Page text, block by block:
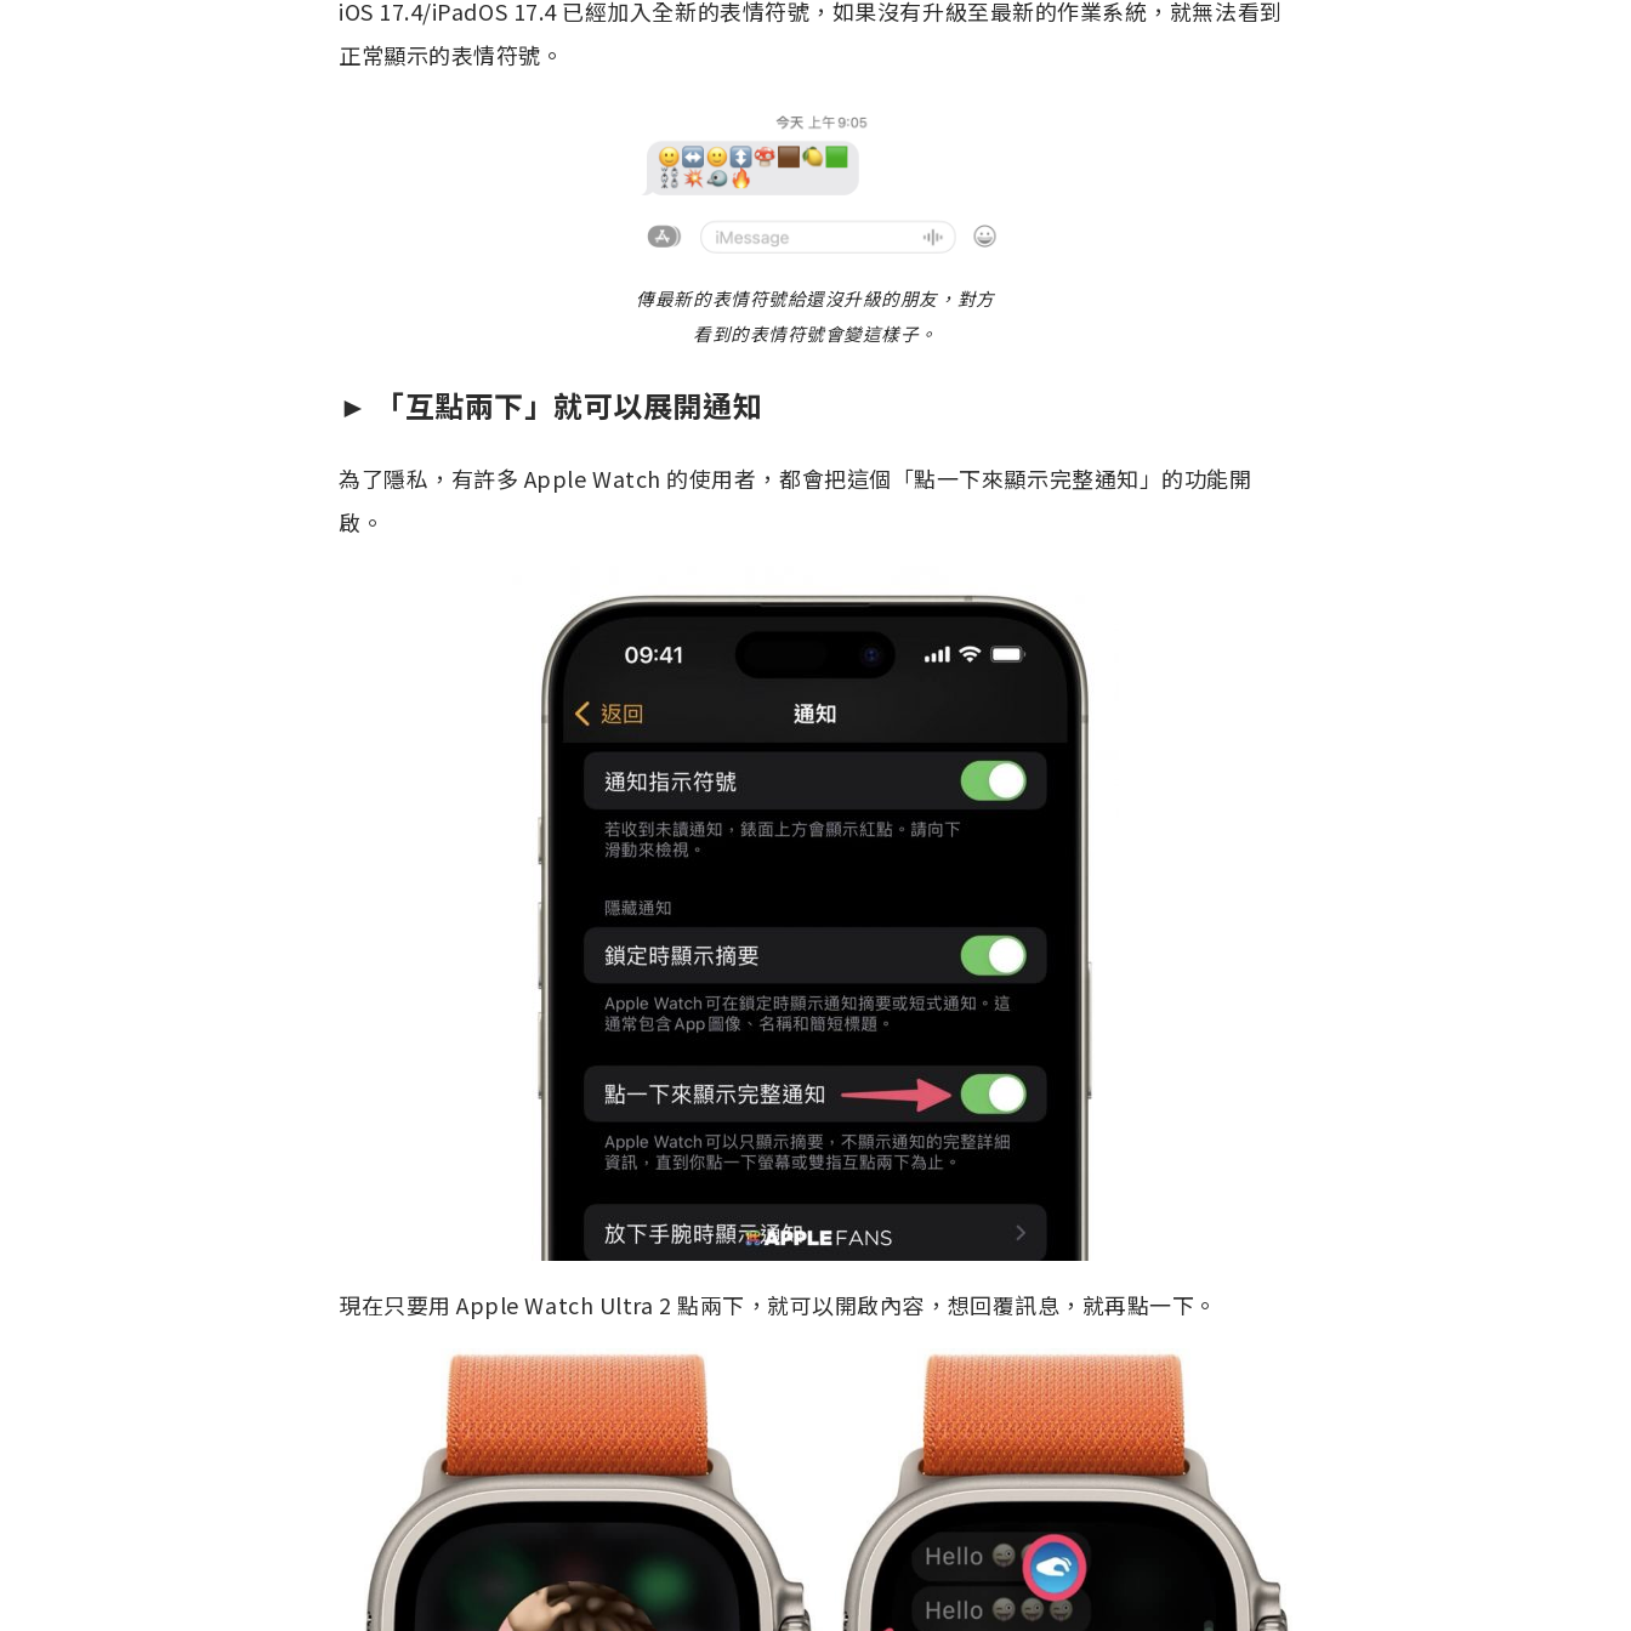
iOS 17.4/iPadOS 17.4 已經加入全新的表情符號，如果沒有升級至最新的作業系統，就無法看到
正常顯示的表情符號。
傳最新的表情符號給還沒升級的朋友，對方
看到的表情符號會變這樣子。
► 「互點兩下」就可以展開通知
為了隱私，有許多 Apple Watch 的使用者，都會把這個「點一下來顯示完整通知」的功能開
啟。
現在只要用 Apple Watch Ultra 2 點兩下，就可以開啟內容，想回覆訊息，就再點一下。